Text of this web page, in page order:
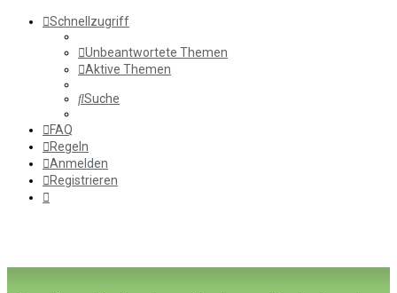
Schnellzugriff
Unbeantwortete Themen
Aktive Themen
Suche
FAQ
Regeln
Anmelden
Registrieren